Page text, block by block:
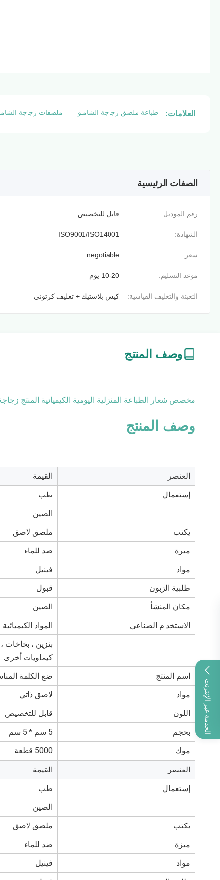
الخدمة عبر الإنترنت
العلامات: طباعة ملصق زجاجة الشامبو ملصقات زجاجة
الصفات الرئيسية
رقم الموديل: قابل للتخصيص
الشهادة: ISO9001/ISO14001
سعر: negotiable
موعد التسليم: 10-20 يوم
التعبئة والتغليف القياسية: كيس بلاستيك + تغليف كرتوني
وصف المنتج
مخصص شعار الطباعة المنزلية اليومية الكيميائية المنتج
وصف المنتج
العنصر
القيمة
إستعمال
طب
الصين
يكتب
ملصق لاصق
ميزة
ضد للماء
مواد
فينيل
طلبية الزبون
قبول
مكان المنشأ
الصين
الاستخدام الصناعى
المواد الكيميائية
بنزين ، بخاخات
كيماويات أخرى
اسم المنتج
ضع الكلمة
مواد
لاصق ذاتي
اللون
قابل للتخصيص
بحجم
5 سم * 5 سم
موك
5000 قطعة
العنصر
القيمة
إستعمال
طب
الصين
يكتب
ملصق لاصق
ميزة
ضد للماء
مواد
فينيل